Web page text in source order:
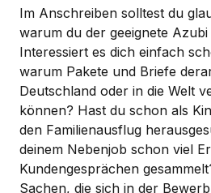
Im Anschreiben solltest du
warum du der geeignete
Interessiert es dich einfach
warum Pakete und Briefe
Deutschland oder in die Welt
können? Hast du schon als
den Familienausflug
deinem Nebenjob schon viel
Kundengesprächen
Sachen, die sich in der